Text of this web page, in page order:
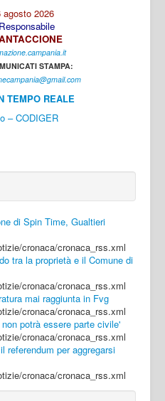
2026
STAMPA:
TEMPO REALE
di Spin Time, Gualtieri
cronaca/cronaca_rss.xml
tra la proprietà e il Comune di
cronaca/cronaca_rss.xml
mai raggiunta in Fvg
cronaca/cronaca_rss.xml
potrà essere parte civile'
cronaca/cronaca_rss.xml
referendum per aggregarsi
cronaca/cronaca_rss.xml